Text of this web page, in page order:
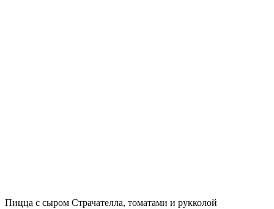
Пицца с сыром Страчателла, томатами и рукколой